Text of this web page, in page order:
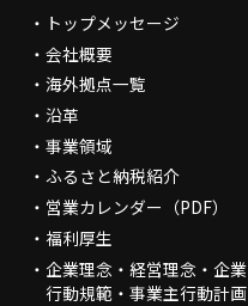
トップメッセージ
会社概要
海外拠点一覧
沿革
事業領域
ふるさと納税紹介
営業カレンダー（PDF）
福利厚生
企業理念・経営理念・企業
行動規範・事業主行動計画